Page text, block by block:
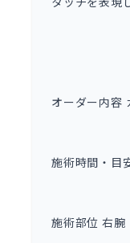
オーダー内容
施術時間・目
施術部位 右腕